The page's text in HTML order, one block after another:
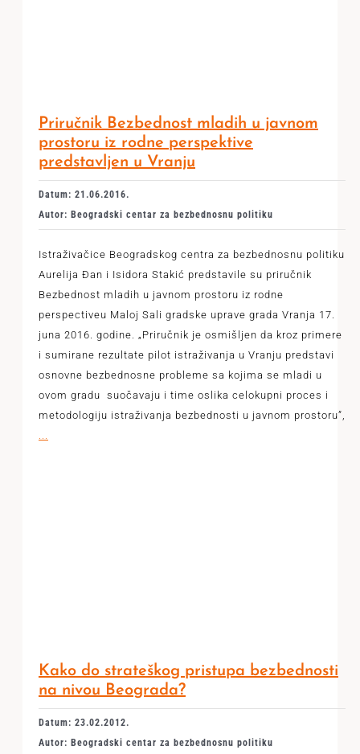
Priručnik Bezbednost mladih u javnom
prostoru iz rodne perspektive
predstavljen u Vranju
Datum: 21.06.2016.
Autor: Beogradski centar za bezbednosnu politiku
Istraživačice Beogradskog centra za bezbednosnu politiku
Aurelija Đan i Isidora Stakić predstavile su priručnik
Bezbednost mladih u javnom prostoru iz rodne
perspectiveu Maloj Sali gradske uprave grada Vranja 17.
juna 2016. godine. „Priručnik je osmišljen da kroz primere
i sumirane rezultate pilot istraživanja u Vranju predstavi
osnovne bezbednosne probleme sa kojima se mladi u
ovom gradu suočavaju i time oslika celokupni proces i
metodologiju istraživanja bezbednosti u javnom prostoru”,
...
Kako do strateškog pristupa bezbednosti
na nivou Beograda?
Datum: 23.02.2012.
Autor: Beogradski centar za bezbednosnu politiku